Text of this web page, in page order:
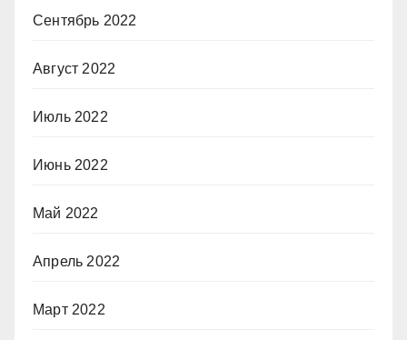
Сентябрь 2022
Август 2022
Июль 2022
Июнь 2022
Май 2022
Апрель 2022
Март 2022